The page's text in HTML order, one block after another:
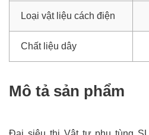
Loại vật liệu cách điện
Chất liệu dây
Mô tả sản phẩm